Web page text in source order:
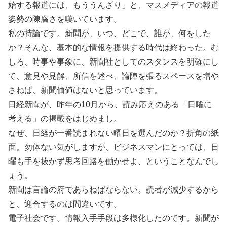
始する報道には、もううんざり」と、マスメディアの報道
姿勢の陳腐さを嘆いています。
私の持論です。新聞が、いつ、どこで、誰が、何をした
か？そんな、基本的な情報を提供する時代は終わった。む
しろ、時事や事象に、新聞社としてのスタンスを明確にし
て、意見や見解、所信を述べ、論陣を張るスペースを増や
さねば、新聞価値はないと思っています。
日経新聞が、昨年の10月から、読み応えのある「日曜に
考える」の掲載をはじめまし。
なぜ、日経が一番読まれない曜日を選んだのか？折角の紙
面。勿体ない気がしますが、ビジネスマンにとっては、日
曜も手を抜かず思考回路を働かせよ、ということなんでし
ょう。
新聞は言論の府であらねばならない。読者が減少するから
と、迎合するのは間違いです。
電子社会です。情報入手手段は多様化したのです。新聞が